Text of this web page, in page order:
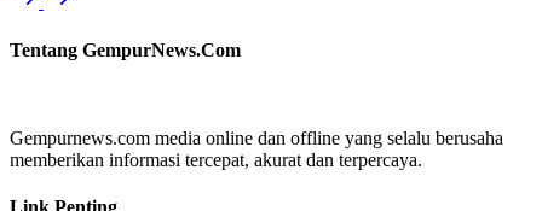
Tentang GempurNews.Com
Gempurnews.com media online dan offline yang selalu berusaha
memberikan informasi tercepat, akurat dan terpercaya.
Link Penting